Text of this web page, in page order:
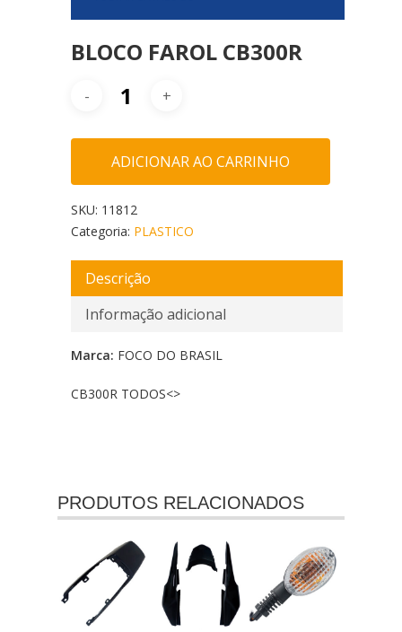
BLOCO FAROL CB300R
ADICIONAR AO CARRINHO
SKU: 11812
Categoria: PLASTICO
Descrição
Informação adicional
Marca: FOCO DO BRASIL
CB300R TODOS<>
PRODUTOS RELACIONADOS